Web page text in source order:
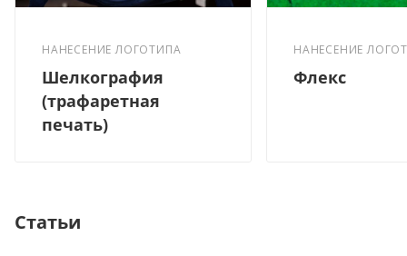
НАНЕСЕНИЕ ЛОГОТИПА
Шелкография
(трафаретная
печать)
НАНЕСЕНИЕ
Флекс
Статьи